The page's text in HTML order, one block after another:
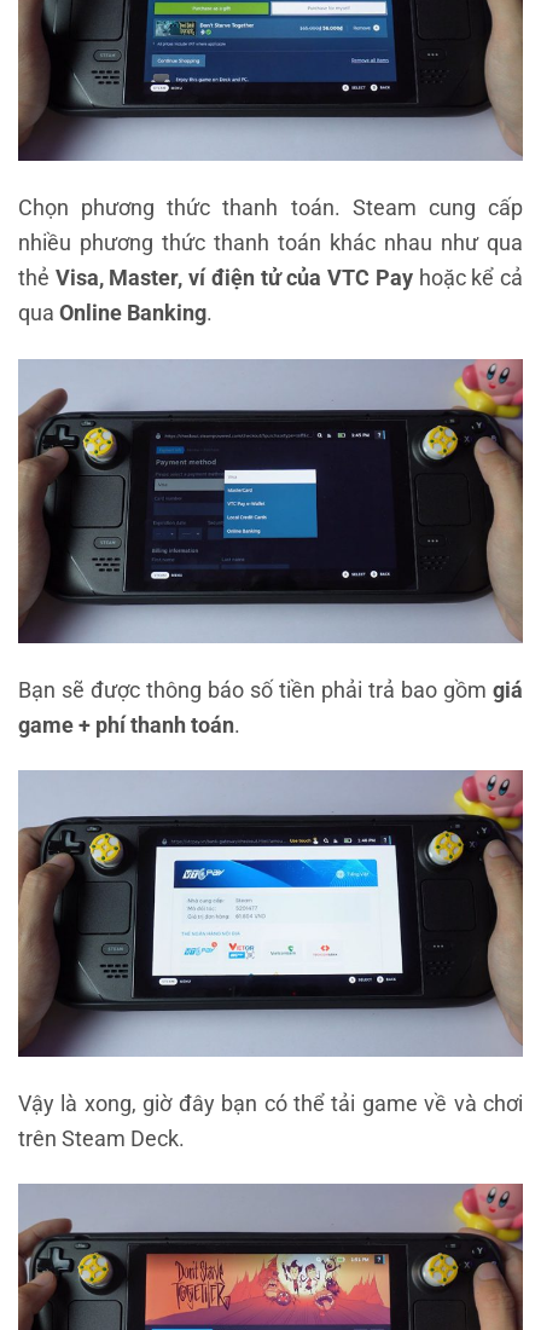
Chọn phương thức thanh toán. Steam cung cấp
nhiều phương thức thanh toán khác nhau như qua
thẻ Visa, Master, ví điện tử của VTC Payhoặc kể cả
qua Online Banking.
Bạn sẽ được thông báo số tiền phải trả bao gồm giá
game + phí thanh toán.
Vậy là xong, giờ đây bạn có thể tải game về và chơi
trên Steam Deck.